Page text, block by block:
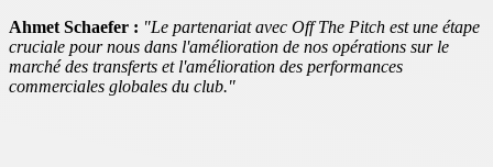
Ahmet Schaefer : "Le partenariat avec Off The Pitch est une étape
cruciale pour nous dans l'amélioration de nos opérations sur le
marché des transferts et l'amélioration des performances
commerciales globales du club."